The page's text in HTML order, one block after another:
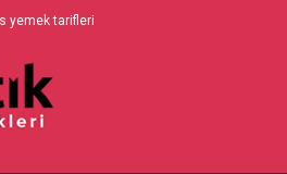
yemek tarifleri